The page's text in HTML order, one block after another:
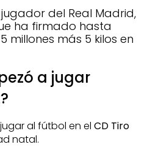
del Real Madrid,
ha firmado hasta
millones más 5 kilos en
a jugar
al fútbol en el CD Tiro
natal.